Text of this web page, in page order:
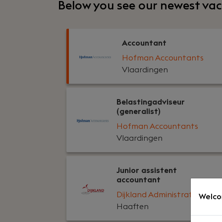
Below you see our newest
Accountant
Hofman Accountants
Vlaardingen
Belastingadviseur
(generalist)
Hofman Accountants
Vlaardingen
Junior assistent
accountant
Dijkland Administratie
Haaften